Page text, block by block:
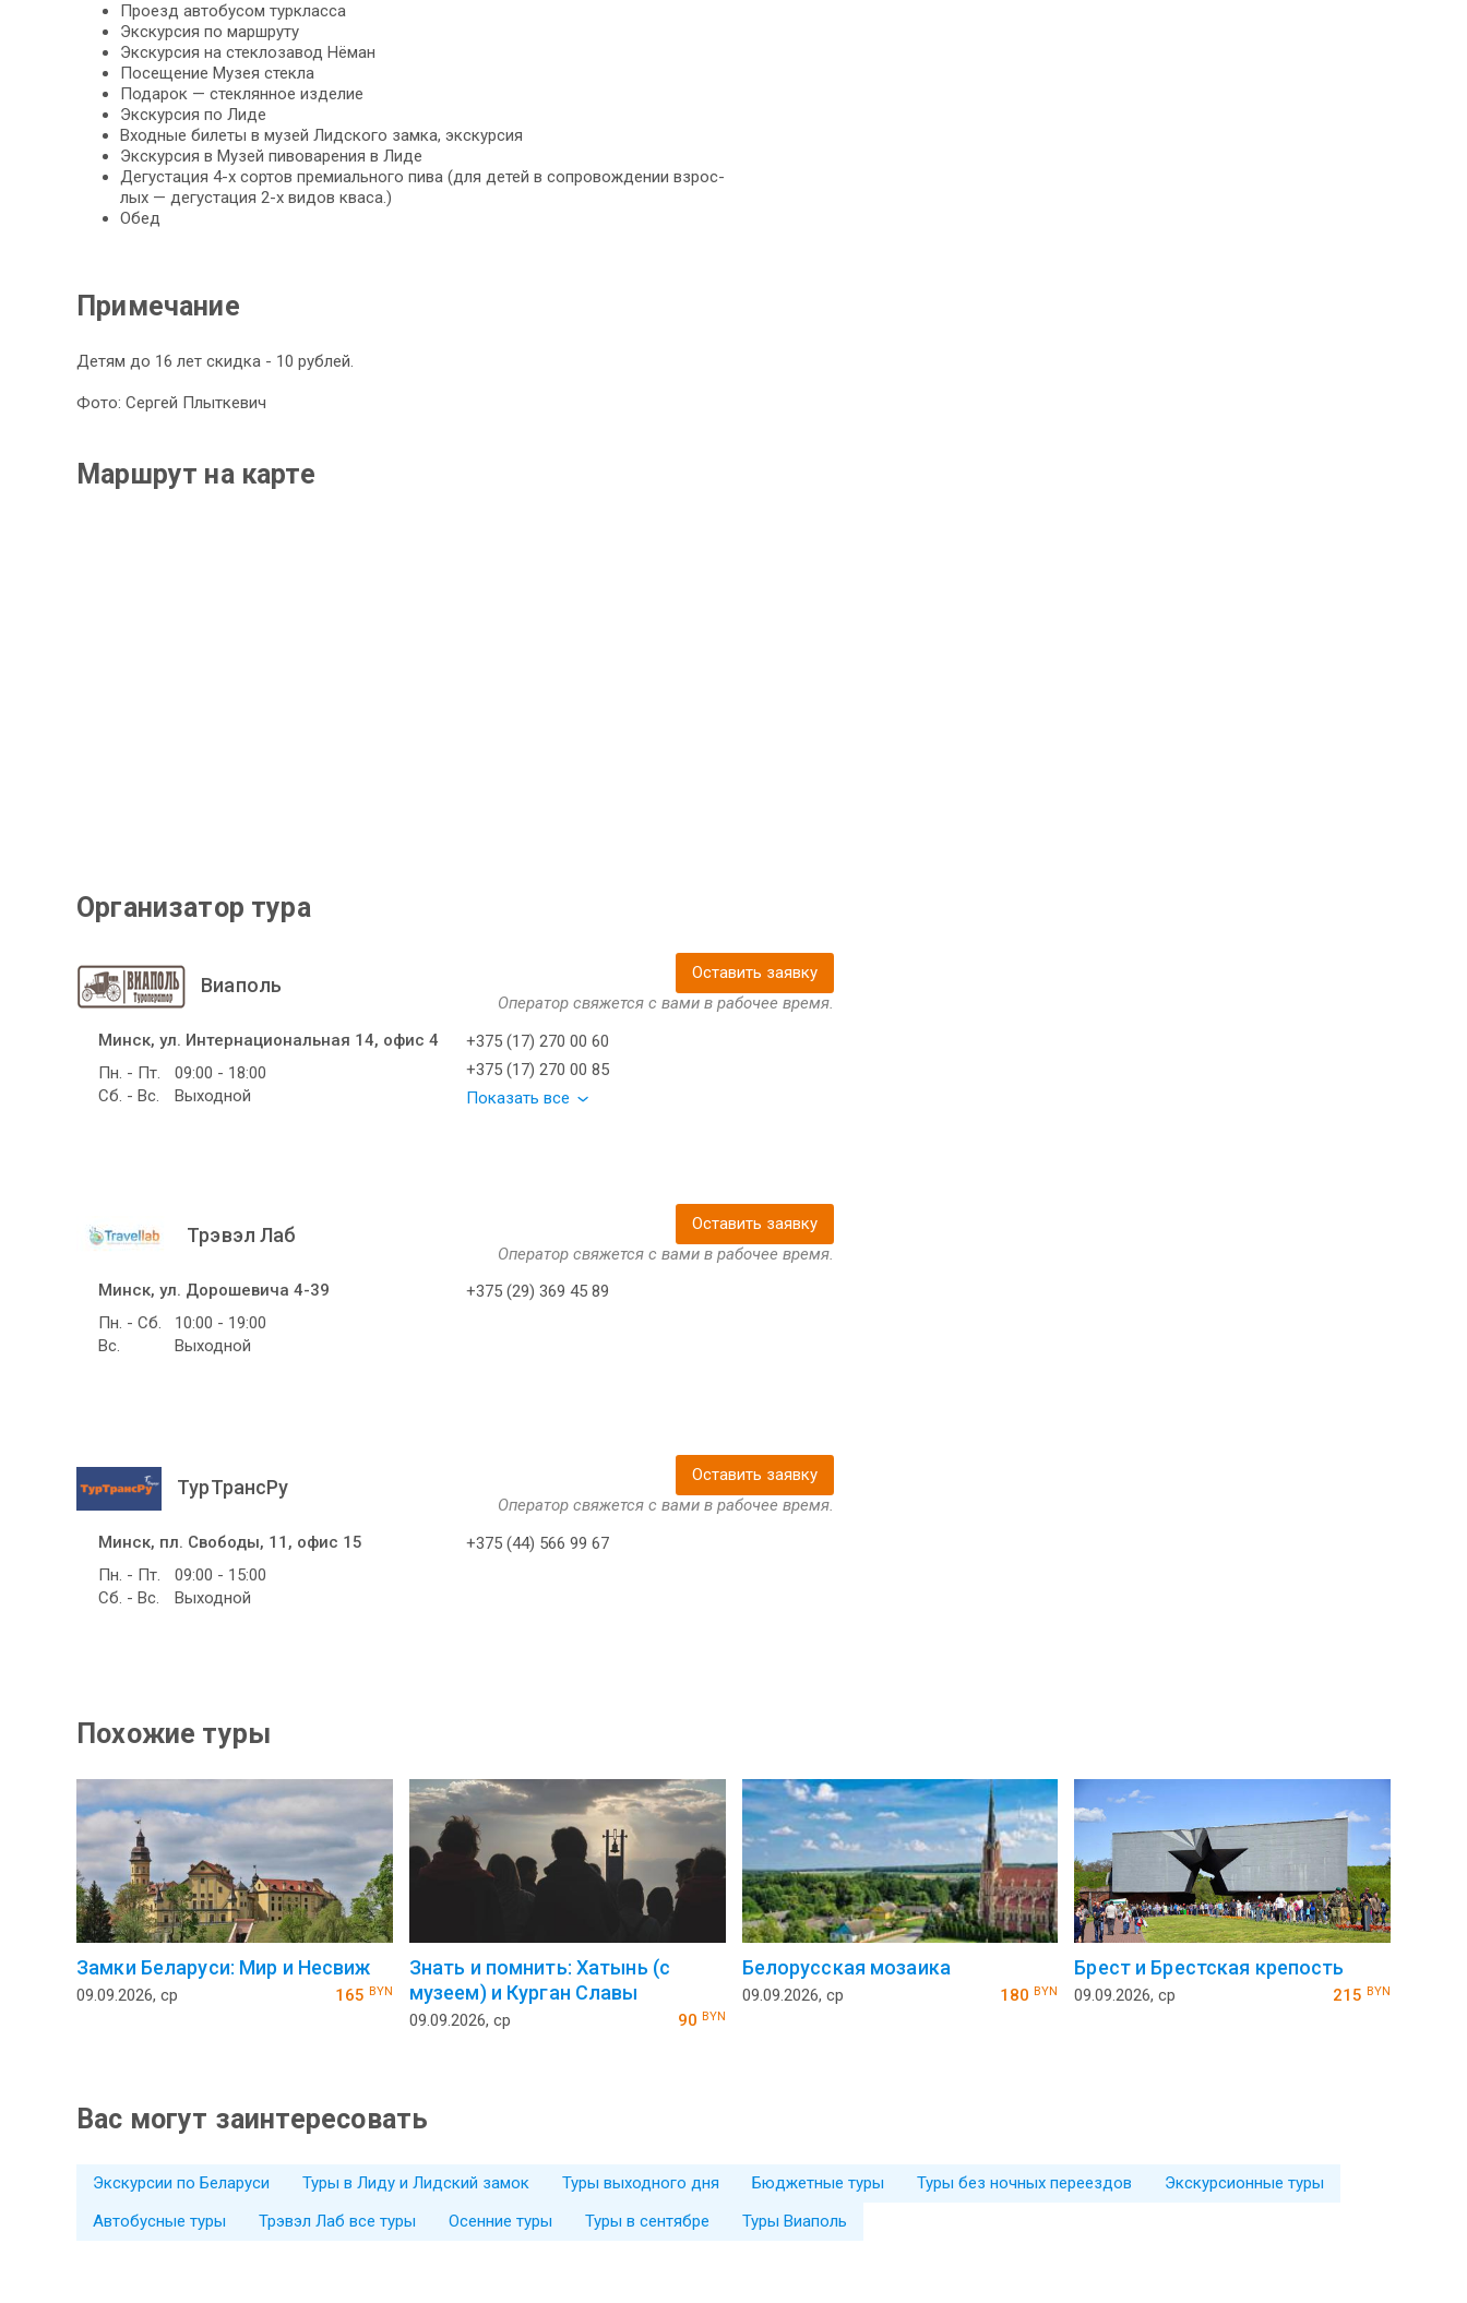
Проезд ав­то­бу­сом турк­лас­са
Экс­кур­сия по марш­ру­ту
Экс­кур­сия на стеклозавод Нёман
По­се­ще­ние Музея стек­ла
Подарок — стеклянное из­де­лие
Экс­кур­сия по Ли­де
Вход­ные би­ле­ты в му­зей Лидского зам­ка, экскурсия
Экс­кур­сия в Музей пивоварения в Ли­де
Де­гу­ста­ция 4-х сортов премиального пи­ва (для де­тей в сопровождении взрос­
лых — дегустация 2-х ви­дов кваса.)
Обед
Примечание
Детям до 16 лет скидка - 10 рублей.
Фото: Сергей Плыткевич
Маршрут на карте
Организатор тура
Виаполь
Оставить заявку
Оператор свяжется с вами в рабочее время.
Минск, ул. Интернациональная 14, офис 4
Пн. - Пт.
09:00 - 18:00
Сб. - Вс.
Выходной
+375 (17) 270 00 60
+375 (17) 270 00 85
Показать все
Трэвэл Лаб
Оставить заявку
Оператор свяжется с вами в рабочее время.
Минск, ул. Дорошевича 4-39
Пн. - Сб.
10:00 - 19:00
Вс.
Выходной
+375 (29) 369 45 89
ТурТрансРу
Оставить заявку
Оператор свяжется с вами в рабочее время.
Минск, пл. Свободы, 11, офис 15
Пн. - Пт.
09:00 - 15:00
Сб. - Вс.
Выходной
+375 (44) 566 99 67
Похожие туры
Замки Беларуси: Мир и Несвиж
09.09.2026, ср 165 BYN
Знать и помнить: Хатынь (с
музеем) и Курган Славы
09.09.2026, ср 90 BYN
Белорусская мозаика
09.09.2026, ср 180BYN
Брест и Брестская крепость
09.09.2026, ср 215 BYN
Вас могут заинтересовать
Экскурсии по Беларуси Туры в Лиду и Лидский замок Туры выходного дня Бюджетные туры Туры без ночных переездов
Экскурсионные туры
Автобусные туры
Трэвэл Лаб все туры Осенние туры Туры в сентябре Туры Виаполь